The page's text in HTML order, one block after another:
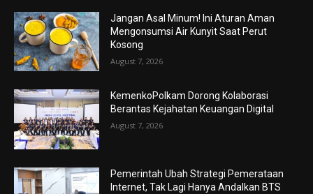
Jangan Asal Minum! Ini Aturan Aman
Mengonsumsi Air Kunyit Saat Perut
Kosong
August 7, 2026
KemenkoPolkam Dorong Kolaborasi
Berantas Kejahatan Keuangan Digital
August 7, 2026
Pemerintah Ubah Strategi Pemerataan
Internet, Tak Lagi Hanya Andalkan BTS